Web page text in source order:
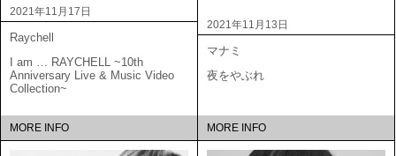
2021年11月17日
Raychell
I am … RAYCHELL ~10th
Anniversary Live & Music Video
Collection~
MORE INFO
2021年11月13日
マナミ
夜をやぶれ
MORE INFO